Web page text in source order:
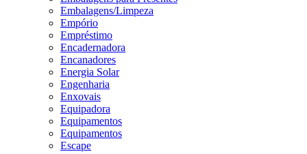
Embalagens/Limpeza
Empório
Empréstimo
Encadernadora
Encanadores
Energia Solar
Engenharia
Enxovais
Equipadora
Equipamentos
Equipamentos
Escape